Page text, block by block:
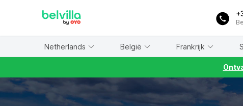
Netherlands België Frankrijk